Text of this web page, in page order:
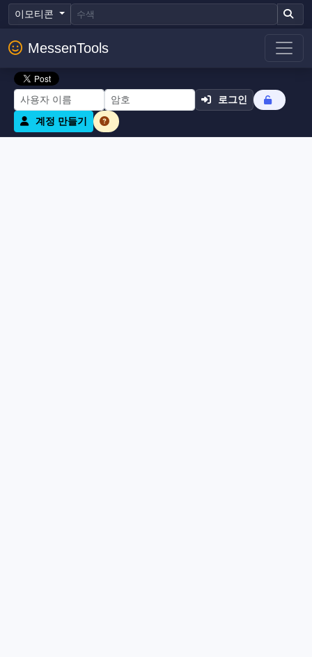
이모티콘
MessenTools
로그인
계정 만들기